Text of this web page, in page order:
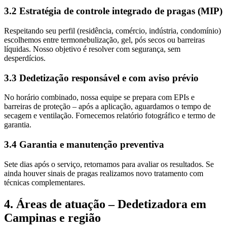
3.2 Estratégia de controle integrado de pragas (MIP)
Respeitando seu perfil (residência, comércio, indústria, condomínio)
escolhemos entre termonebulização, gel, pós secos ou barreiras
líquidas. Nosso objetivo é resolver com segurança, sem
desperdícios.
3.3 Dedetização responsável e com aviso prévio
No horário combinado, nossa equipe se prepara com EPIs e
barreiras de proteção – após a aplicação, aguardamos o tempo de
secagem e ventilação. Fornecemos relatório fotográfico e termo de
garantia.
3.4 Garantia e manutenção preventiva
Sete dias após o serviço, retornamos para avaliar os resultados. Se
ainda houver sinais de pragas realizamos novo tratamento com
técnicas complementares.
4. Áreas de atuação – Dedetizadora em
Campinas e região